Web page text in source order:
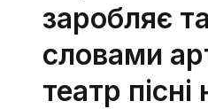
заробляє
словами
театр